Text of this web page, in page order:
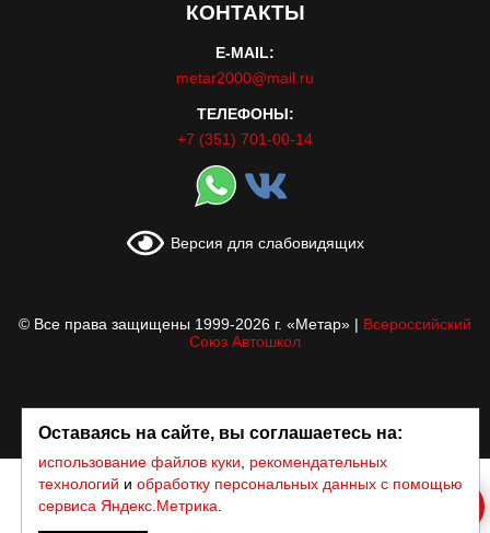
КОНТАКТЫ
E-MAIL:
metar2000@mail.ru
ТЕЛЕФОНЫ:
+7 (351) 701-00-14
Версия для слабовидящих
© Все права защищены 1999-2026 г. «Метар» | Всероссийский
Союз Автошкол
Оставаясь на сайте, вы соглашаетесь на:
использование файлов куки
рекомендательных
технологий и обработку персональных данных с помощью
сервиса Яндекс.Метрика